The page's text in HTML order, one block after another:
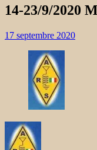
14-23/9/2020
17 septembre 2020